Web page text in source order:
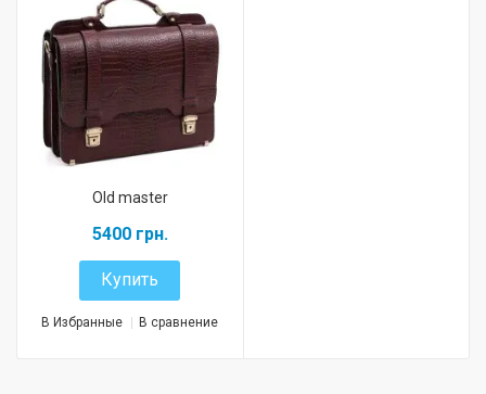
Old master
5400 грн.
Купить
В Избранные В сравнение